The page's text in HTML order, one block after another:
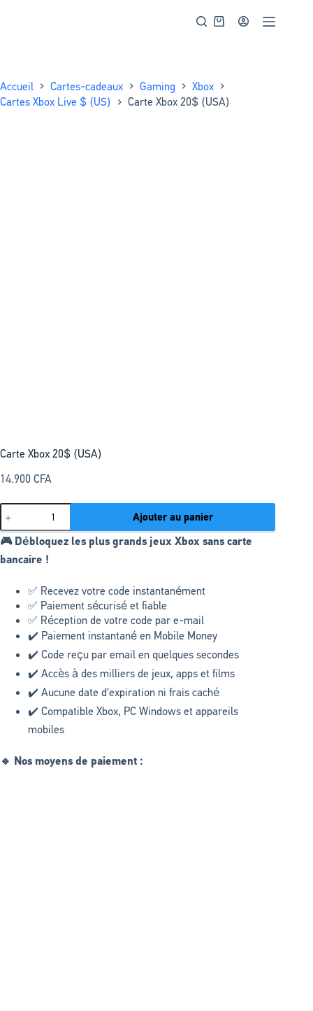
Accueil Cartes-cadeaux Gaming
Xbox
Cartes Xbox Live $ (US)
Carte Xbox 20$ (USA)
Carte Xbox 20$ (USA)
14.900 CFA
Ajouter au panier
🎮 Débloquez les plus grands jeux Xbox sans carte
bancaire !
✅ Recevez votre code instantanément
✅ Paiement sécurisé et fiable
✅ Réception de votre code par e-mail
✔️ Paiement instantané en Mobile Money
✔️ Code reçu par email en quelques secondes
✔️ Accès à des milliers de jeux, apps et films
✔️ Aucune date d’expiration ni frais caché
✔️ Compatible Xbox, PC Windows et appareils
mobiles
🔹 Nos moyens de paiement :